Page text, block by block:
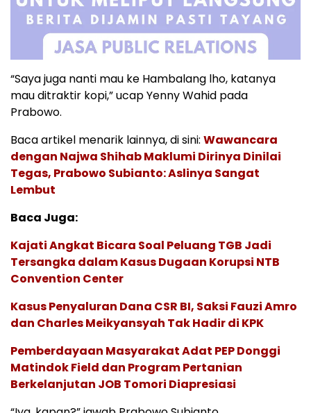
“Saya juga nanti mau ke Hambalang lho, katanya
mau ditraktir kopi,” ucap Yenny Wahid pada
Prabowo.
Baca artikel menarik lainnya, di sini: Wawancara
dengan Najwa Shihab Maklumi Dirinya Dinilai
Tegas, Prabowo Subianto: Aslinya Sangat
Lembut
Baca Juga:
Kajati Angkat Bicara Soal Peluang TGB Jadi
Tersangka dalam Kasus Dugaan Korupsi NTB
Convention Center
Kasus Penyaluran Dana CSR BI, Saksi Fauzi Amro
dan Charles Meikyansyah Tak Hadir di KPK
Pemberdayaan Masyarakat Adat PEP Donggi
Matindok Field dan Program Pertanian
Berkelanjutan JOB Tomori Diapresiasi